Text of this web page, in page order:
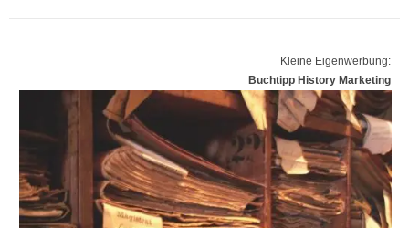
Kleine Eigenwerbung:
Buchtipp History Marketing